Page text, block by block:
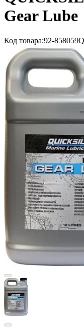
Gear Lube
Код товара:92-